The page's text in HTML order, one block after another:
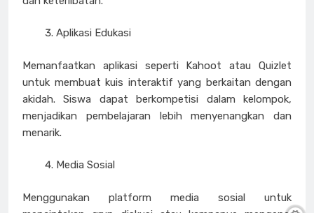
Aplikasi Edukasi
Memanfaatkan aplikasi seperti Kahoot atau Quizlet
untuk membuat kuis interaktif yang berkaitan dengan
akidah. Siswa dapat berkompetisi dalam kelompok,
menjadikan pembelajaran lebih menyenangkan dan
menarik.
Media Sosial
Menggunakan platform media sosial untuk